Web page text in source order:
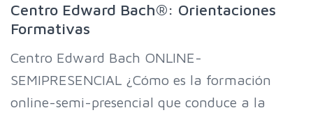
Centro Edward Bach®: Orientaciones
Formativas
Centro Edward Bach ONLINE-
SEMIPRESENCIAL ¿Cómo es la formación
online-semi-presencial que conduce a la